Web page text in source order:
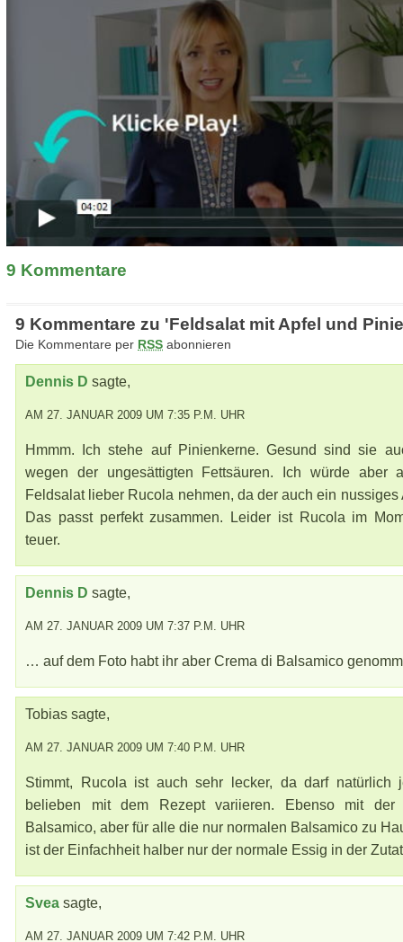
9 Kommentare
9 Kommentare zu 'Feldsalat mit Apfel und
Die Kommentare per RSS abonnieren
Dennis D sagte,
AM 27. JANUAR 2009 UM 7:35 P.M. UHR
Hmmm. Ich stehe auf Pinienkerne. Gesund sind sie
wegen der ungesättigten Fettsäuren. Ich würde aber
Feldsalat lieber Rucola nehmen, da der auch ein nussiges
Das passt perfekt zusammen. Leider ist Rucola im
teuer.
Dennis D sagte,
AM 27. JANUAR 2009 UM 7:37 P.M. UHR
… auf dem Foto habt ihr aber Crema di Balsamico
Tobias sagte,
AM 27. JANUAR 2009 UM 7:40 P.M. UHR
Stimmt, Rucola ist auch sehr lecker, da darf natürlich
belieben mit dem Rezept variieren. Ebenso mit der
Balsamico, aber für alle die nur normalen Balsamico zu
ist der Einfachheit halber nur der normale Essig in der
Svea sagte,
AM 27. JANUAR 2009 UM 7:42 P.M. UHR